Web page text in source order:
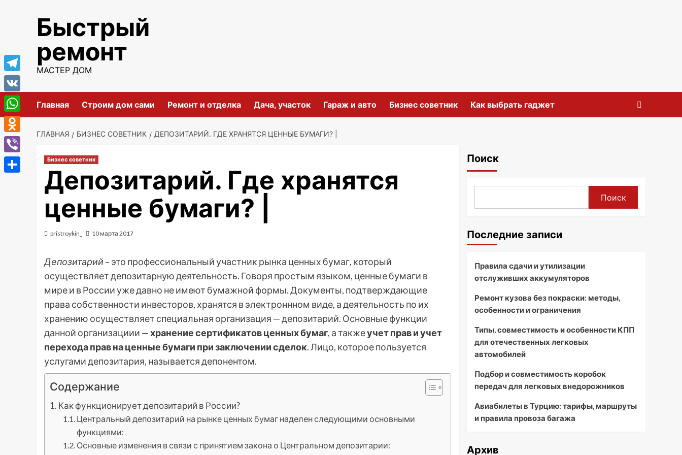
содержимомуБыстрый
ремонт
МАСТЕР ДОМ
Главная Строим дом сами Ремонт и отделка Дача, участок Гараж и авто Бизнес советник Как выбрать гаджет
ГЛАВНАЯ БИЗНЕС СОВЕТНИК ДЕПОЗИТАРИЙ. ГДЕ ХРАНЯТСЯ ЦЕННЫЕ БУМАГИ? |
Бизнес советник
Депозитарий. Где хранятся
ценные бумаги? |
pristroykin_ 10 марта 2017
Депозитарий – это профессиональный участник рынка ценных бумаг, который
осуществляет депозитарную деятельность. Говоря простым языком, ценные бумаги в
мире и в России уже давно не имеют бумажной формы. Документы, подтверждающие
права собственности инвесторов, хранятся в электроннном виде, а деятельность по их
хранению осуществляет специальная организация — депозитарий. Основные функции
данной организациии —хранение сертификатов ценных бумаг, а такжеучет прав и учет
перехода прав на ценные бумаги при заключении сделок. Лицо, которое пользуется
услугами депозитария, называется депонентом.
Содержание
Как функционирует депозитарий в России?
Центральный депозитарий на рынке ценных бумаг наделен следующими основными
функциями:
Основные изменения в связи с принятием закона о Центральном депозитарии:
Поиск
Поиск
Последние записи
Правила сдачи и утилизации
отслуживших аккумуляторов
Ремонт кузова без покраски: методы,
особенности и ограничения
Типы, совместимость и особенности КПП
для отечественных легковых
автомобилей
Подбор и совместимость коробок
передач для легковых внедорожников
Авиабилеты в Турцию: тарифы, маршруты
и правила провоза багажа
Архив
Telegram
VK
WhatsApp
Odnoklassniki
Viber